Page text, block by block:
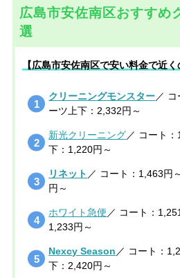
広島市安佐南区おすすめ
選
【広島市安佐南区で安い料金で近く
クリーニングモンスター／
ーツ上下：2,332円～
新光クリーニング／ コート
下：1,220円～
リネット ／ コート：1,463円
円～
ホワイト急便 ／ コート：
1,233円～
Nexcy Season ／ コート：
下：2,420円～